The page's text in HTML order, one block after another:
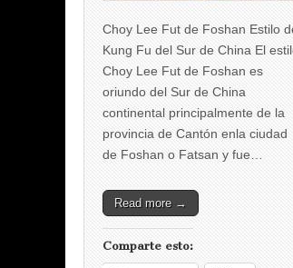
Choy Lee Fut de Foshan Estilo
Kung Fu del Sur de China El
Choy Lee Fut de Foshan es
oriundo del Sur de China
continental principalmente de la
provincia de Cantón enla ciudad
de Foshan o Fatsan y fue…
Read more →
Comparte esto: